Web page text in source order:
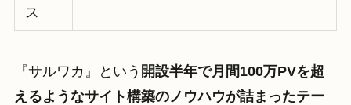
ス
『サルワカ』という 開設半年で月間100万PVを超
えるようなサイト構築のノウハウが詰まったテー